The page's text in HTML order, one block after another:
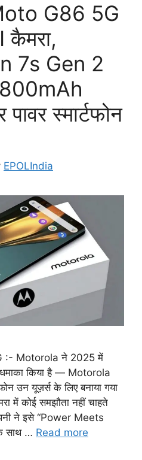
G86 5G
7s Gen 2
पावर स्मार्टफोन
EPOLIndia
:- Motorola ने 2025 में
किया है — Motorola
उन यूज़र्स के लिए बनाया गया
में कोई समझौता नहीं चाहते
ने इसे “Power Meets
साथ … Read more